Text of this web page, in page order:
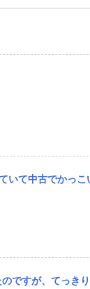
ころボルボのv60が目に留まりまし
のスイッチがラゲッジ側面について